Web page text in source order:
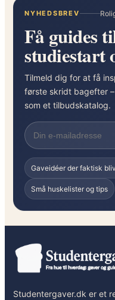
NYHEDSBREV
Få guides
studiestart
Tilmeld dig for at få
første skridt bagefter
som et tilbudskatalog.
Gaveidéer der faktisk
Små huskelister og tips
Studentergaver.dk er et